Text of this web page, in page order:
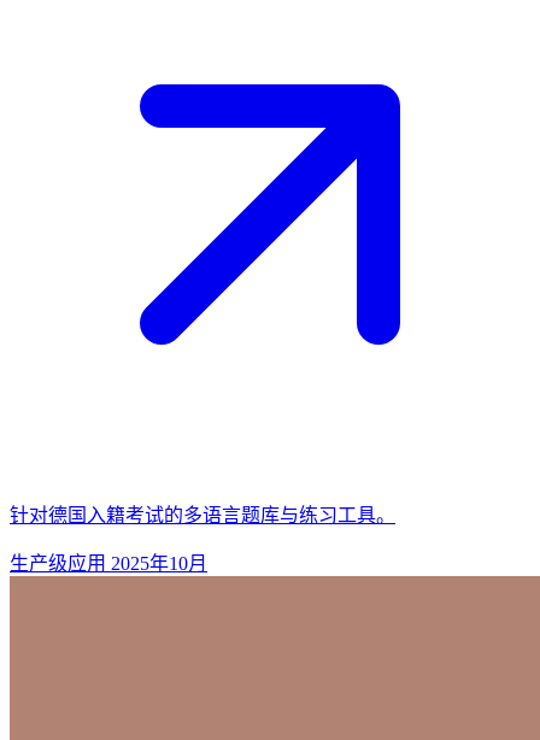
针对德国入籍考试的多语言题库与练习工具。
生产级应用 2025年10月